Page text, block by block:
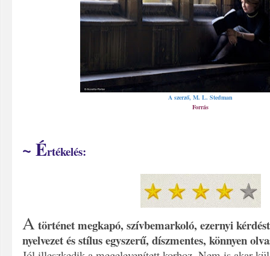
A szerző, M. L. Stedman
Forrás
~ Értékelés:
Atörténet megkapó, szívbemarkoló, ezernyi
nyelvezet és stílus egyszerű, díszmentes, könnyen